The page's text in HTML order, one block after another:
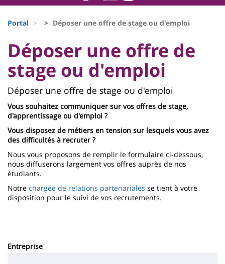
Recherche
Block
liste
des
composantes
d'Ariane
Portal Déposer une offre de stage ou d'emploi
University
:
Sidebar
University
:
Main
content
Titre
de
page
Déposer une offre de
stage ou d'emploi
Contenu
de
la
page
principale
Déposer une offre de stage ou d'emploi
Vous souhaitez communiquer sur vos offres de stage,
d'apprentissage ou d'emploi ?
Vous disposez de métiers en tension sur lesquels vous avez
des difficultés à recruter ?
Nous vous proposons de remplir le formulaire ci-dessous,
nous diffuserons largement vos offres auprès de nos
étudiants.
Notre chargée de relations partenariales se tient à votre
disposition pour le suivi de vos recrutements.
Entreprise